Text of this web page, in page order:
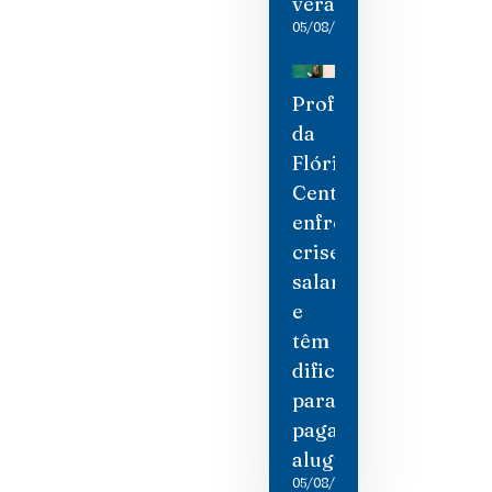
05/08/2026
Professores
da
Flórida
Central
enfrentam
crise
salarial
e
têm
dificuldade
para
pagar
aluguel
05/08/2026